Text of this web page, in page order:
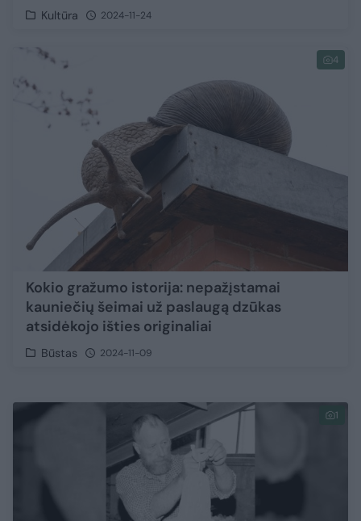
Kultūra 2024-11-24
4
Kokio gražumo istorija: nepažįstamai
kauniečių šeimai už paslaugą dzūkas
atsidėkojo išties originaliai
Būstas 2024-11-09
1